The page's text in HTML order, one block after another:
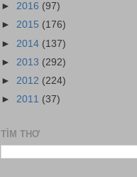
► 2016 (97)
► 2015 (176)
► 2014 (137)
► 2013 (292)
► 2012 (224)
► 2011 (37)
TÌM THƠ